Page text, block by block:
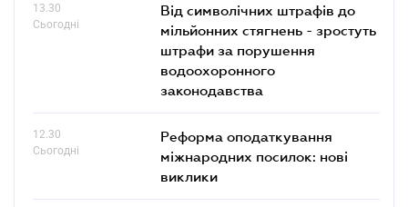
13.30
Сьогодні
Від символічних штрафів до
мільйонних стягнень - зростуть
штрафи за порушення
водоохоронного
законодавства
12.30
Сьогодні
Реформа оподаткування
міжнародних посилок: нові
виклики